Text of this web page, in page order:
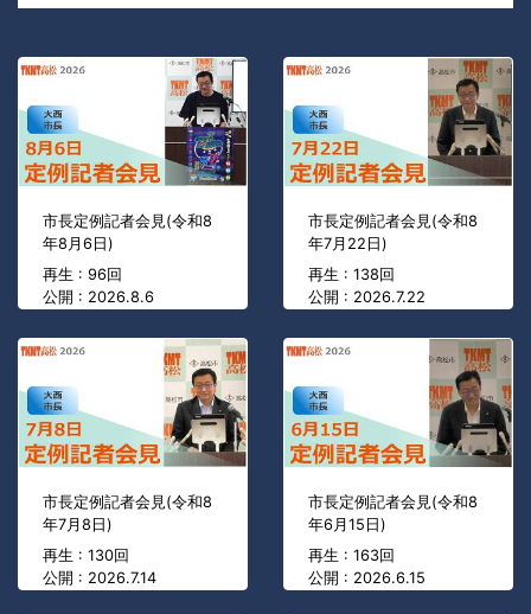
市長定例記者会見(令和8
年8月6日)
再生 : 96回
公開 : 2026.8.6
市長定例記者会見(令和8
年7月22日)
再生 : 138回
公開 : 2026.7.22
市長定例記者会見(令和8
年7月8日)
再生 : 130回
公開 : 2026.7.14
市長定例記者会見(令和8
年6月15日)
再生 : 163回
公開 : 2026.6.15